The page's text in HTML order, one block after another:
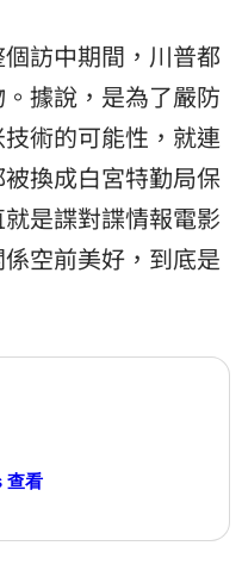
訪中期間，川普都
據說，是為了嚴防
術的可能性，就連
換成白宮特勤局保
是諜對諜情報電影
空前美好，到底是
查看